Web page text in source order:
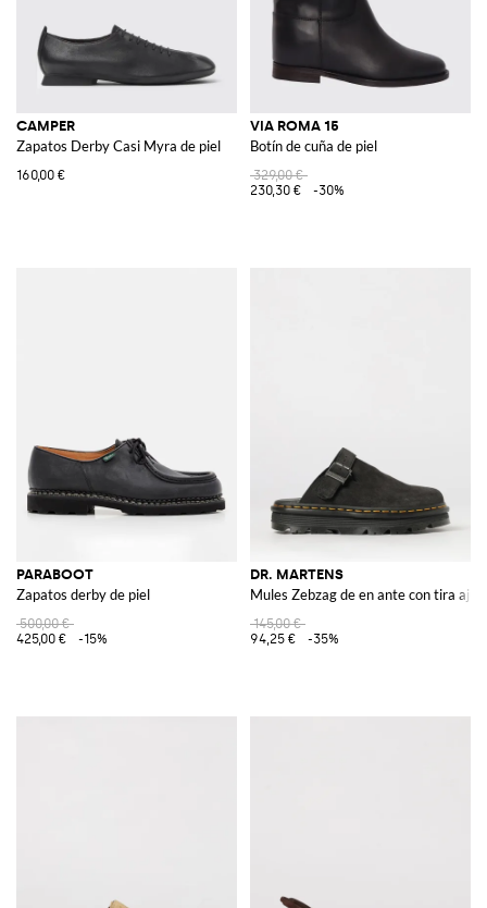
CAMPER
Zapatos Derby Casi Myra de piel
160,00 €
VIA ROMA 15
Botín de cuña de piel
329,00 €
230,30 €
-30%
PARABOOT
Zapatos derby de piel
500,00 €
425,00 €
-15%
DR. MARTENS
Mules Zebzag de en ante con tira
145,00 €
94,25 €
-35%